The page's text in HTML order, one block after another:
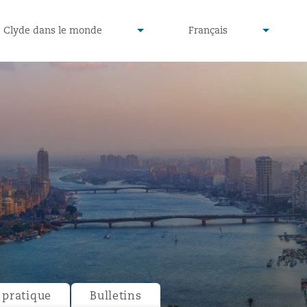
Clyde dans le monde
▾
undefined
Français
▾
pratique Bulletins